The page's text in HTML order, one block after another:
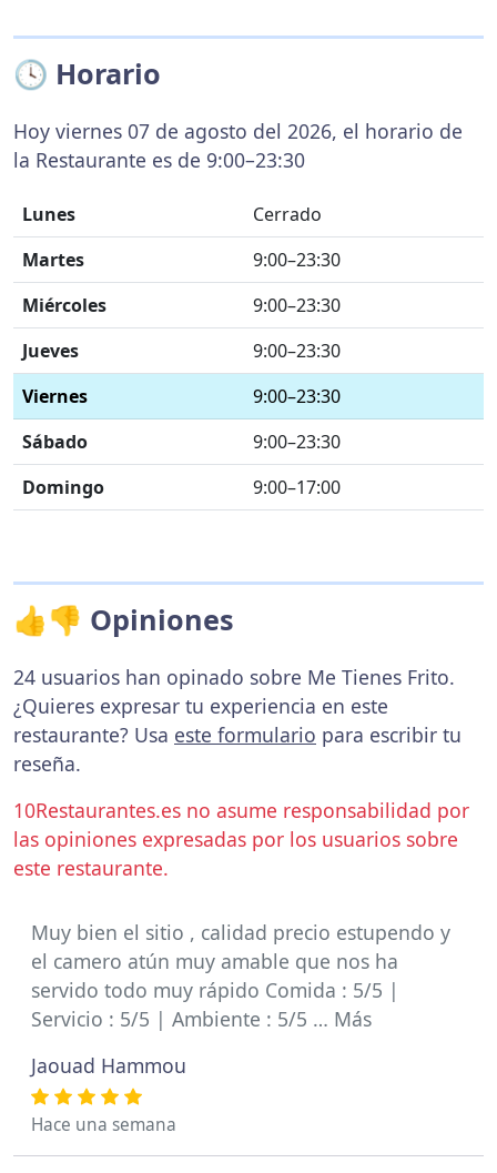
🕓 Horario
Hoy viernes 07 de agosto del 2026, el horario de
la Restaurante es de 9:00–23:30
Lunes
Cerrado
Martes
9:00–23:30
Miércoles
9:00–23:30
Jueves
9:00–23:30
Viernes
9:00–23:30
Sábado
9:00–23:30
Domingo
9:00–17:00
👍👎 Opiniones
24 usuarios han opinado sobre Me Tienes Frito.
¿Quieres expresar tu experiencia en este
restaurante? Usa este formulario para escribir tu
reseña.
10Restaurantes.es no asume responsabilidad por
las opiniones expresadas por los usuarios sobre
este restaurante.
Muy bien el sitio , calidad precio estupendo y
el camero atún muy amable que nos ha
servido todo muy rápido Comida : 5/5 |
Servicio : 5/5 | Ambiente : 5/5 … Más
Jaouad Hammou
Hace una semana